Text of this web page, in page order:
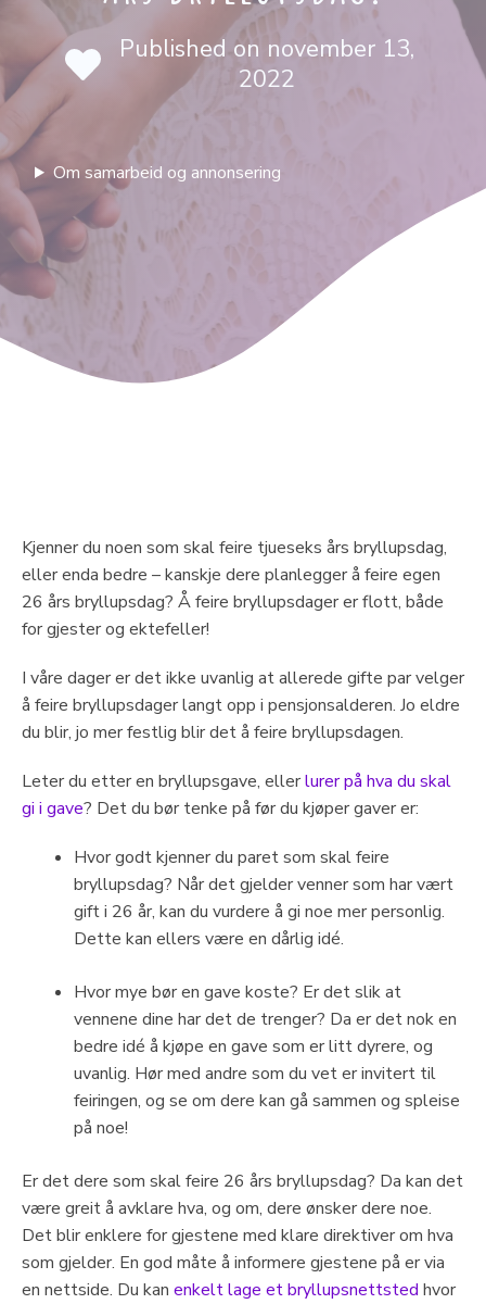
Published on november 13,
2022
Om samarbeid og annonsering
Kjenner du noen som skal feire tjueseks års bryllupsdag,
eller enda bedre – kanskje dere planlegger å feire egen
26 års bryllupsdag? Å feire bryllupsdager er flott, både
for gjester og ektefeller!
I våre dager er det ikke uvanlig at allerede gifte par velger
å feire bryllupsdager langt opp i pensjonsalderen. Jo eldre
du blir, jo mer festlig blir det å feire bryllupsdagen.
Leter du etter en bryllupsgave, ellerlurer på hva du skal
gi i gave? Det du bør tenke på før du kjøper gaver er:
Hvor godt kjenner du paret som skal feire
bryllupsdag? Når det gjelder venner som har vært
gift i 26 år, kan du vurdere å gi noe mer personlig.
Dette kan ellers være en dårlig idé.
Hvor mye bør en gave koste? Er det slik at
vennene dine har det de trenger? Da er det nok en
bedre idé å kjøpe en gave som er litt dyrere, og
uvanlig. Hør med andre som du vet er invitert til
feiringen, og se om dere kan gå sammen og spleise
på noe!
Er det dere som skal feire 26 års bryllupsdag? Da kan det
være greit å avklare hva, og om, dere ønsker dere noe.
Det blir enklere for gjestene med klare direktiver om hva
som gjelder. En god måte å informere gjestene på er via
en nettside. Du kan enkelt lage et bryllupsnettsted hvor